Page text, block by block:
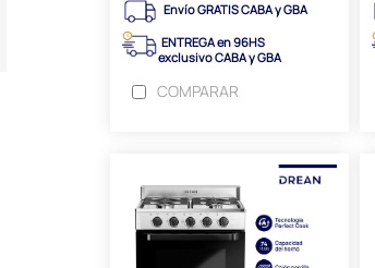
Envío GRATIS CABA y GBA
ENTREGA en 96HS
exclusivo CABA y GBA
COMPARAR